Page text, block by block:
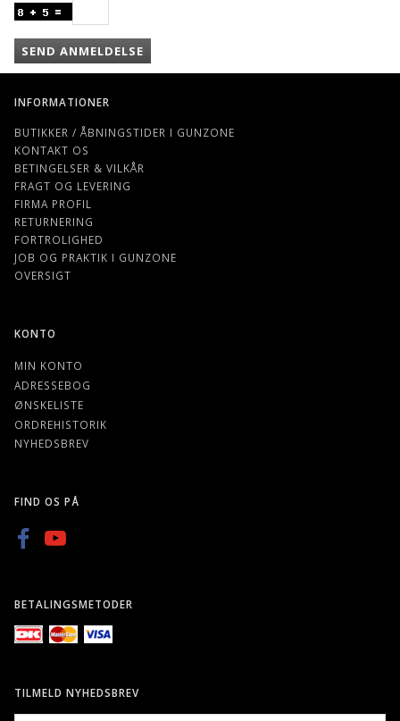
SEND ANMELDELSE
INFORMATIONER
BUTIKKER / ÅBNINGSTIDER I GUNZONE
KONTAKT OS
BETINGELSER & VILKÅR
FRAGT OG LEVERING
FIRMA PROFIL
RETURNERING
FORTROLIGHED
JOB OG PRAKTIK I GUNZONE
OVERSIGT
KONTO
MIN KONTO
ADRESSEBOG
ØNSKELISTE
ORDREHISTORIK
NYHEDSBREV
FIND OS PÅ
BETALINGSMETODER
TILMELD NYHEDSBREV